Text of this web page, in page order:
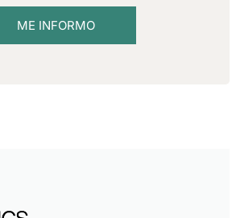
ME INFORMO